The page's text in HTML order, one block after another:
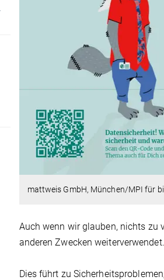
mattweis GmbH, München/MPI für
Auch wenn wir glauben, nichts zu
anderen Zwecken weiterverwendet.
Dies führt zu